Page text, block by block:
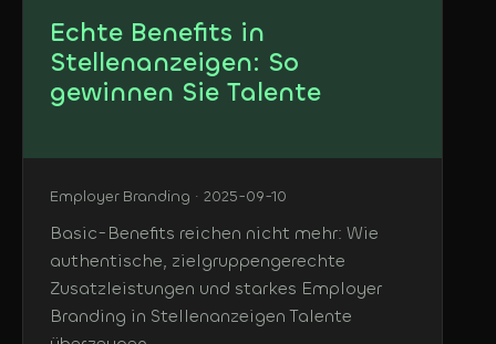
Echte Benefits in
Stellenanzeigen: So
gewinnen Sie Talente
Employer Branding · 2025-09-10
Basic-Benefits reichen nicht mehr: Wie
authentische, zielgruppengerechte
Zusatzleistungen und starkes Employer
Branding in Stellenanzeigen Talente